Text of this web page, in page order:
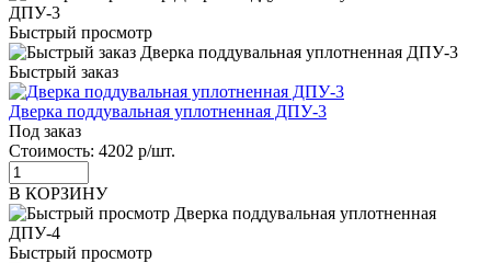
Быстрый просмотр
Быстрый заказ
Дверка поддувальная уплотненная ДПУ-3
Под заказ
Стоимость: 4202 р/шт.
В КОРЗИНУ
Быстрый просмотр